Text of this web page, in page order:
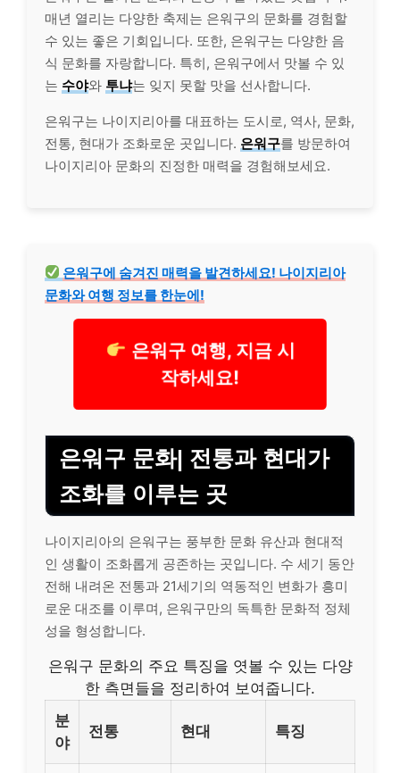
매년 열리는 다양한 축제는 은워구의 문화를 경험할
수 있는 좋은 기회입니다. 또한, 은워구는 다양한 음
식 문화를 자랑합니다. 특히, 은워구에서 맛볼 수 있
는 수야와 투냐는 잊지 못할 맛을 선사합니다.
은워구는 나이지리아를 대표하는 도시로, 역사, 문화,
전통, 현대가 조화로운 곳입니다. 은워구를 방문하여
나이지리아 문화의 진정한 매력을 경험해보세요.
은워구에 숨겨진 매력을 발견하세요! 나이지리아
문화와 여행 정보를 한눈에!
은워구 여행, 지금 시
작하세요!
은워구 문화| 전통과 현대가
조화를 이루는 곳
나이지리아의 은워구는 풍부한 문화 유산과 현대적
인 생활이 조화롭게 공존하는 곳입니다. 수 세기 동안
전해 내려온 전통과 21세기의 역동적인 변화가 흥미
로운 대조를 이루며, 은워구만의 독특한 문화적 정체
성을 형성합니다.
은워구 문화의 주요 특징을 엿볼 수 있는 다양
한 측면들을 정리하여 보여줍니다.
분
야
전통 현대 특징